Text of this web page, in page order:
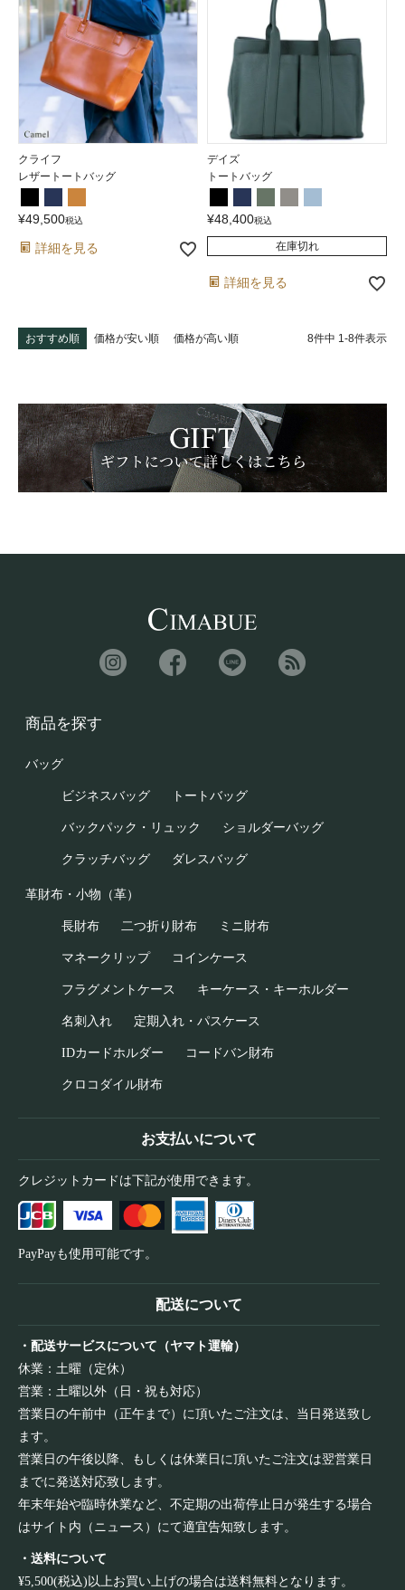
クライフ
レザートートバッグ
¥49,500税込
詳細を見る
デイズ
トートバッグ
¥48,400税込
在庫切れ
詳細を見る
おすすめ順 価格が安い順 価格が高い順 8件中 1 -8件表示
商品を探す
バッグ
ビジネスバッグ トートバッグ
バックパック・リュック ショルダーバッグ
クラッチバッグ ダレスバッグ
革財布・小物（革）
長財布 二つ折り財布 ミニ財布
マネークリップ コインケース
フラグメントケース キーケース・キーホルダー
名刺入れ 定期入れ・パスケース
IDカードホルダー コードバン財布
クロコダイル財布
お支払いについて
クレジットカードは下記が使用できます。
PayPayも使用可能です。
配送について
・配送サービスについて（ヤマト運輸）
休業：土曜（定休）
営業：土曜以外（日・祝も対応）
営業日の午前中（正午まで）に頂いたご注文は、当日発送致し
ます。
営業日の午後以降、もしくは休業日に頂いたご注文は翌営業日
までに発送対応致します。
年末年始や臨時休業など、不定期の出荷停止日が発生する場合
はサイト内（ニュース）にて適宜告知致します。
・送料について
¥5,500(税込)以上お買い上げの場合は送料無料となります。